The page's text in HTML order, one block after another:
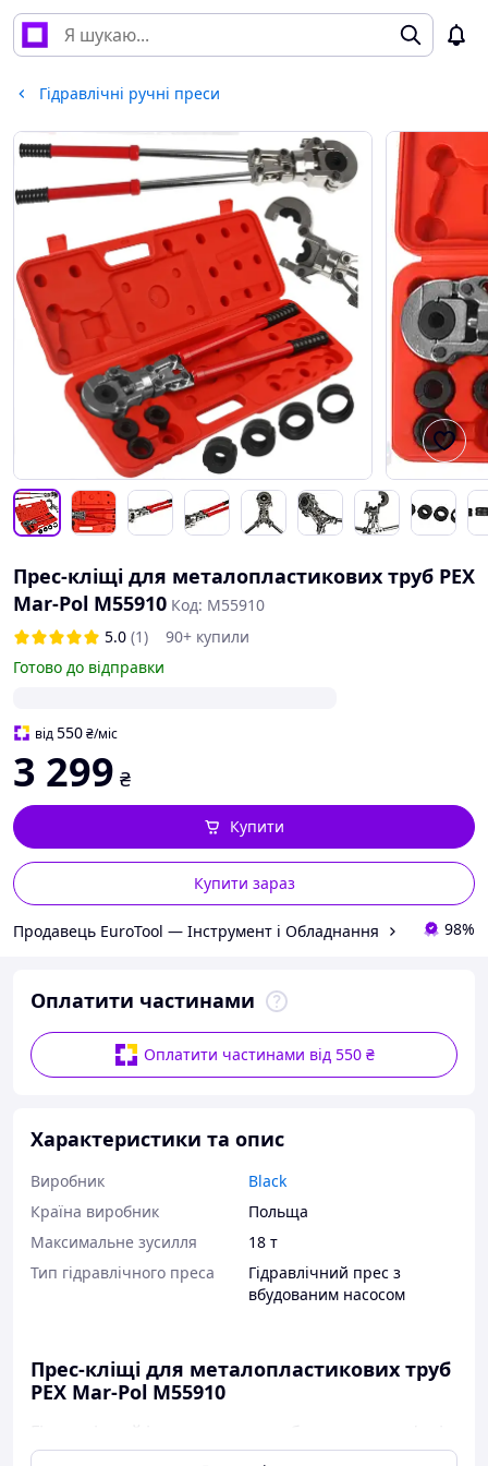
Гідравлічні ручні преси
Прес-кліщі для металопластикових труб PEX
Mar-Pol M55910 Код: M55910
5.0 (1)
90+ купили
Готово до відправки
від550₴/міс
3 299 ₴
Купити зараз
Купити
Продавець ㅤEuroTool — Інструмент і Обладнання 98%
Оплатити частинами
Оплатити частинами від 550 ₴
Характеристики та опис
Виробник
Black
Країна виробник
Польща
Максимальне зусилля
18 т
Тип гідравлічного преса
Гідравлічний прес з
вбудованим насосом
Прес-кліщі для металопластикових труб
PEX Mar-Pol M55910
на металопластикових трубах з набором із 4